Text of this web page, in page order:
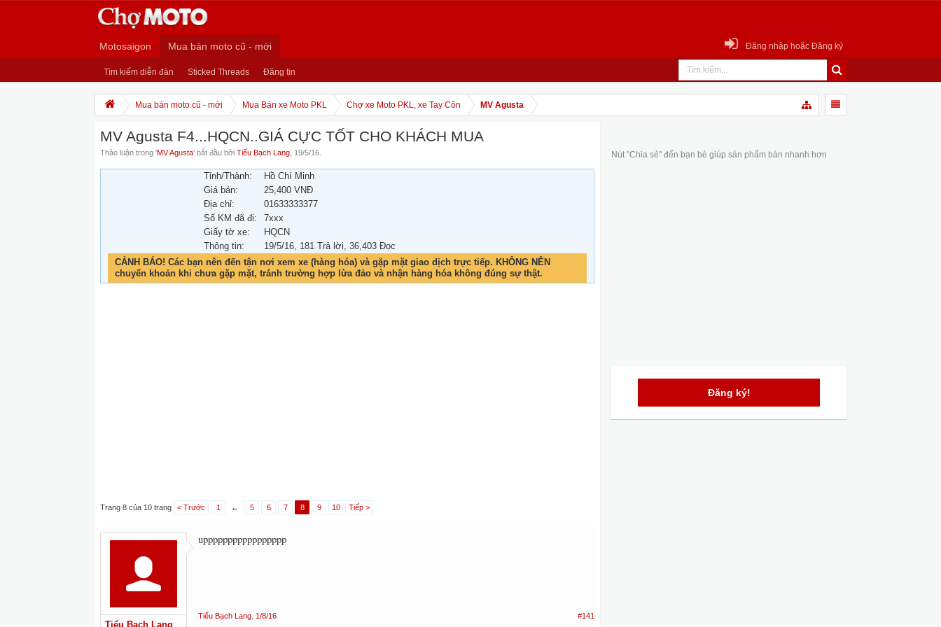
Motosaigon Mua bán moto cũ - mới
Tìm kiếm diễn đàn Sticked Threads Đăng tin
Đăng nhập hoặc Đăng ký
Mua bán moto cũ - mới Mua Bán xe Moto PKL Chợ xe Moto PKL, xe Tay Côn MV Agusta
MV Agusta F4...HQCN..GIÁ CỰC TỐT CHO KHÁCH MUA
Thảo luận trong 'MV Agusta' bắt đầu bởi Tiểu Bạch Lang 19/5/16
Tỉnh/Thành:
Hồ Chí Minh
Giá bán:
25,400 VNĐ
Địa chỉ:
01633333377
Số KM đã đi:
7xxx
Giấy tờ xe:
HQCN
Thông tin:
19/5/16, 181 Trả lời, 36,403 Đọc
CẢNH BÁO! Các bạn nên đến tận nơi xem xe (hàng hóa) và gặp mặt giao dịch trực tiếp. KHÔNG NÊN
chuyển khoản khi chưa gặp mặt, tránh trường hợp lừa đảo và nhận hàng hóa không đúng sự thật.
Trang 8 của 10 trang < Trước 1 ← 5 6 7 8 9 10 Tiếp >
Tiểu Bạch Lang
uppppppppppppppppp
Tiểu Bạch Lang 1/8/16 #141
Nút "Chia sẻ" đến bạn bè giúp sản phẩm bán nhanh hơn
Đăng ký!